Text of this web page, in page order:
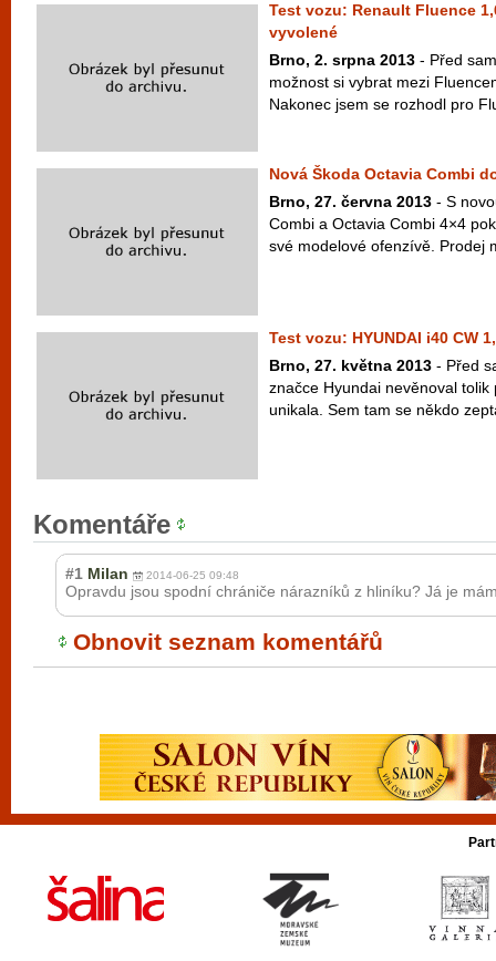
Test vozu: Renault Fluence
vyvolené
Brno, 2. srpna 2013 - Před
možnost si vybrat mezi
Nakonec jsem se rozhodl pro
Nová Škoda Octavia Combi
Brno, 27. června 2013 - S
Combi a Octavia Combi 4×4
své modelové ofenzívě. Prodej
Test vozu: HYUNDAI i40 CW
Brno, 27. května 2013 - Před
značce Hyundai nevěnoval
unikala. Sem tam se někdo
Komentáře
#1 Milan 2014-06-25 09:48
Opravdu jsou spodní chrániče nárazníků z hliníku? Já je
Obnovit seznam komentářů